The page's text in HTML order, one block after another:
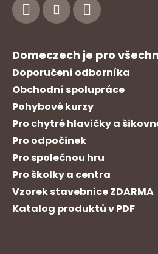
Domeczech je pro
Doporučení odborníka
Obchodní spolupráce
Pohybové kurzy
Pro chytré hlavičky a
Pro odpočinek
Pro společnou hru
Pro školky a centra
Vzorek stavebnice ZDARMA
Katalog produktů v PDF